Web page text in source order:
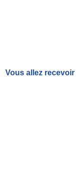
Vous allez recevoir